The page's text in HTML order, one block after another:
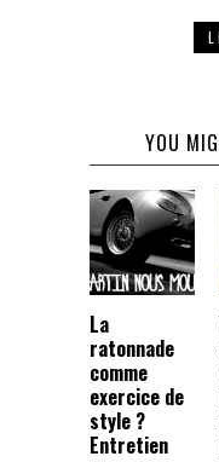
YOU
La
ratonnade
comme
exercice de
style ?
Entretien